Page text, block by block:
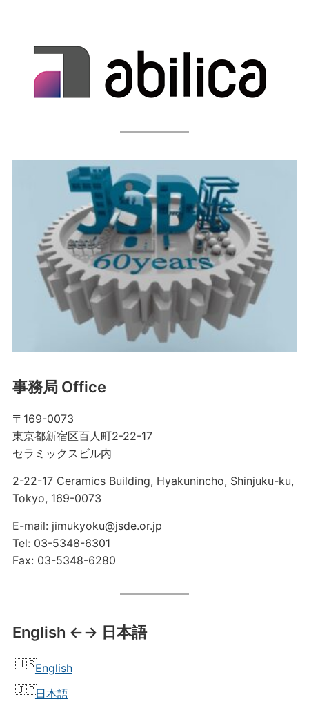
事務局 Office
〒169-0073
東京都新宿区百人町2-22-17
セラミックスビル内
2-22-17 Ceramics Building, Hyakunincho, Shinjuku-ku,
Tokyo, 169-0073
E-mail: jimukyoku@jsde.or.jp
Tel: 03-5348-6301
Fax: 03-5348-6280
English ←→ 日本語
English
日本語